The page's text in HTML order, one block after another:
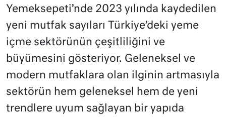
Yemeksepeti’nde 2023 yılında kaydedilen
yeni mutfak sayıları Türkiye’deki yeme
içme sektörünün çeşitliliğini ve
büyümesini gösteriyor. Geleneksel ve
modern mutfaklara olan ilginin artmasıyla
sektörün hem geleneksel hem de yeni
trendlere uyum sağlayan bir yapıda